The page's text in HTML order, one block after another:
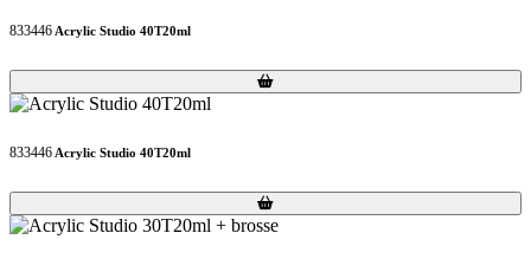
833446 Acrylic Studio 40T20ml
Loading...
Loading...
833446 Acrylic Studio 40T20ml
Loading...
Loading...